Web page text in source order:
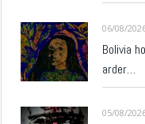
06/08/
Bolivia
arder…
05/08/